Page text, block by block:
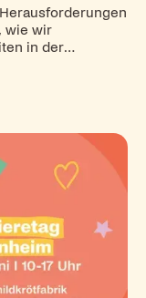
wie wir
in der